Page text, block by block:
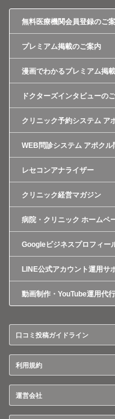
無料医療機関会員登録のご
プレミアム掲載のご案内
漫画でわかるプレミアム掲載
ドクターズインタビューの
クリニック予約システム ア
WEB問診システム アポクル
レセコンアナライザー
クリニック経営マガジン
病院・クリニック ホームペ
Googleビジネスプロフィー
LINE公式アカウント運用サ
動画制作・YouTube運用代
口コミ投稿ガイドライン
利用規約
運営会社